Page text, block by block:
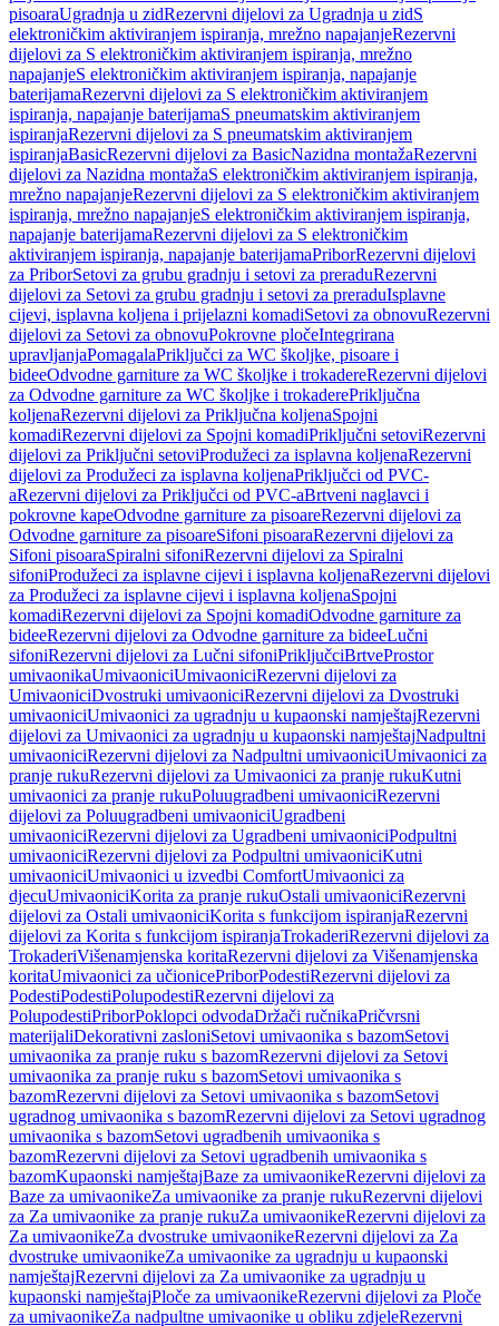
pisoaraUgradnja u zidRezervni dijelovi za Ugradnja u zidS
elektroničkim aktiviranjem ispiranja, mrežno napajanjeRezervni
dijelovi za S elektroničkim aktiviranjem ispiranja, mrežno
napajanjeS elektroničkim aktiviranjem ispiranja, napajanje
baterijamaRezervni dijelovi za S elektroničkim aktiviranjem
ispiranja, napajanje baterijamaS pneumatskim aktiviranjem
ispiranjaRezervni dijelovi za S pneumatskim aktiviranjem
ispiranjaBasicRezervni dijelovi za BasicNazidna montažaRezervni
dijelovi za Nazidna montažaS elektroničkim aktiviranjem ispiranja,
mrežno napajanjeRezervni dijelovi za S elektroničkim aktiviranjem
ispiranja, mrežno napajanjeS elektroničkim aktiviranjem ispiranja,
napajanje baterijamaRezervni dijelovi za S elektroničkim
aktiviranjem ispiranja, napajanje baterijamaPriborRezervni dijelovi
za PriborSetovi za grubu gradnju i setovi za preraduRezervni
dijelovi za Setovi za grubu gradnju i setovi za preraduIsplavne
cijevi, isplavna koljena i prijelazni komadiSetovi za obnovuRezervni
dijelovi za Setovi za obnovuPokrovne pločeIntegrirana
upravljanjaPomagalaPriključci za WC školjke, pisoare i
bideeOdvodne garniture za WC školjke i trokadereRezervni dijelovi
za Odvodne garniture za WC školjke i trokaderePriključna
koljenaRezervni dijelovi za Priključna koljenaSpojni
komadiRezervni dijelovi za Spojni komadiPriključni setoviRezervni
dijelovi za Priključni setoviProdužeci za isplavna koljenaRezervni
dijelovi za Produžeci za isplavna koljenaPriključci od PVC-
aRezervni dijelovi za Priključci od PVC-aBrtveni naglavci i
pokrovne kapeOdvodne garniture za pisoareRezervni dijelovi za
Odvodne garniture za pisoareSifoni pisoaraRezervni dijelovi za
Sifoni pisoaraSpiralni sifoniRezervni dijelovi za Spiralni
sifoniProdužeci za isplavne cijevi i isplavna koljenaRezervni dijelovi
za Produžeci za isplavne cijevi i isplavna koljenaSpojni
komadiRezervni dijelovi za Spojni komadiOdvodne garniture za
bideeRezervni dijelovi za Odvodne garniture za bideeLučni
sifoniRezervni dijelovi za Lučni sifoniPriključciBrtveProstor
umivaonikaUmivaoniciUmivaoniciRezervni dijelovi za
UmivaoniciDvostruki umivaoniciRezervni dijelovi za Dvostruki
umivaoniciUmivaonici za ugradnju u kupaonski namještajRezervni
dijelovi za Umivaonici za ugradnju u kupaonski namještajNadpultni
umivaoniciRezervni dijelovi za Nadpultni umivaoniciUmivaonici za
pranje rukuRezervni dijelovi za Umivaonici za pranje rukuKutni
umivaonici za pranje rukuPoluugradbeni umivaoniciRezervni
dijelovi za Poluugradbeni umivaoniciUgradbeni
umivaoniciRezervni dijelovi za Ugradbeni umivaoniciPodpultni
umivaoniciRezervni dijelovi za Podpultni umivaoniciKutni
umivaoniciUmivaonici u izvedbi ComfortUmivaonici za
djecuUmivaoniciKorita za pranje rukuOstali umivaoniciRezervni
dijelovi za Ostali umivaoniciKorita s funkcijom ispiranjaRezervni
dijelovi za Korita s funkcijom ispiranjaTrokaderiRezervni dijelovi za
TrokaderiVišenamjenska koritaRezervni dijelovi za Višenamjenska
koritaUmivaonici za učionicePriborPodestiRezervni dijelovi za
PodestiPodestiPolupodestiRezervni dijelovi za
PolupodestiPriborPoklopci odvodaDržači ručnikaPričvrsni
materijaliDekorativni zasloniSetovi umivaonika s bazomSetovi
umivaonika za pranje ruku s bazomRezervni dijelovi za Setovi
umivaonika za pranje ruku s bazomSetovi umivaonika s
bazomRezervni dijelovi za Setovi umivaonika s bazomSetovi
ugradnog umivaonika s bazomRezervni dijelovi za Setovi ugradnog
umivaonika s bazomSetovi ugradbenih umivaonika s
bazomRezervni dijelovi za Setovi ugradbenih umivaonika s
bazomKupaonski namještajBaze za umivaonikeRezervni dijelovi za
Baze za umivaonikeZa umivaonike za pranje rukuRezervni dijelovi
za Za umivaonike za pranje rukuZa umivaonikeRezervni dijelovi za
Za umivaonikeZa dvostruke umivaonikeRezervni dijelovi za Za
dvostruke umivaonikeZa umivaonike za ugradnju u kupaonski
namještajRezervni dijelovi za Za umivaonike za ugradnju u
kupaonski namještajPloče za umivaonikeRezervni dijelovi za Ploče
za umivaonikeZa nadpultne umivaonike u obliku zdjeleRezervni